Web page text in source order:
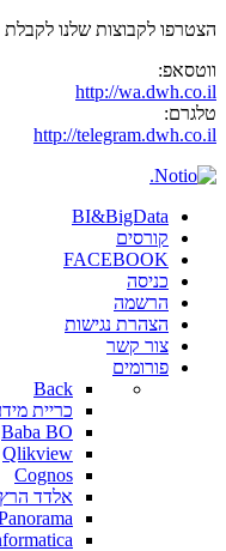
הצטרפו לקבוצות שלנו לקבלת
ווטסאפ:
http://wa.dwh.co.il
טלגרם:
http://telegram.dwh.co.il
BI&BigData
קורסים
FACEBOOK
כניסה
הרשמה
הצהרת נגישות
צור קשר
פורומים
Back
כריית
Baba BO
Qlikview
Cognos
אלדד הרץ